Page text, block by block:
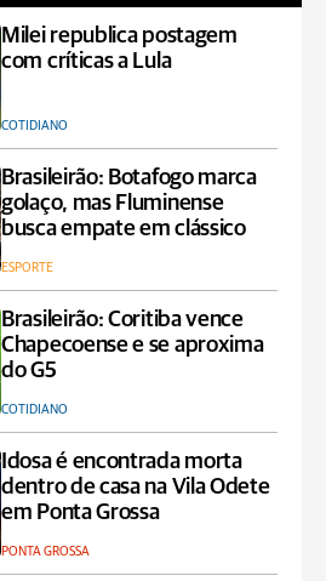
Milei republica postagem
com críticas a Lula
COTIDIANO
Brasileirão: Botafogo marca
golaço, mas Fluminense
busca empate em clássico
ESPORTE
Brasileirão: Coritiba vence
Chapecoense e se aproxima
do G5
COTIDIANO
Idosa é encontrada morta
dentro de casa na Vila Odete
em Ponta Grossa
PONTA GROSSA